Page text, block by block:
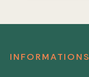
INFORMATIONS